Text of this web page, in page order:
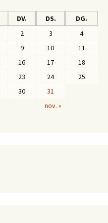
DV. DS. DG.
nov. »
2 3
4
9 10
11
16 17
18
23 24
25
30 31